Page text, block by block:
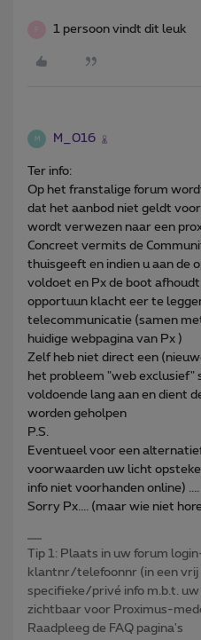
1 persoon vindt dit leuk
M M_016
Ter info:
Op het franstalige forum
dat het aanbod niet geldt
wordt verwezen naar een
Concreet vermits de
thuisgeeft en indien u aan de
voldoet en Px de boot
opportuun klacht eer te
telecommunicatie (samen
huidige webpagina van Px )
Zelf heb niet direct een
het probleem "web exclusief"
voldoende lang aan en dient
worden geholpen
P.S.
Eventueel voor een
voorwaarden uw licht
info niet voorhanden online) ....
Sorry Px.... (maar wie niet
Tip 1: Plaats in uw forum
klantnr/telefoonnr (in een vrij
specifieke/privé info m.b.t.
zichtbaar voor Proximus-
Raadpleeg de FAQ pagina's